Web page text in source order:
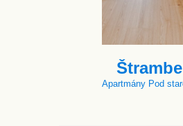
Apartmány Pod